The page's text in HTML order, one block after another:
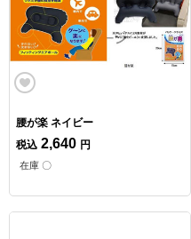
腰が楽 ネイビー
税込 2,640 円
在庫 〇